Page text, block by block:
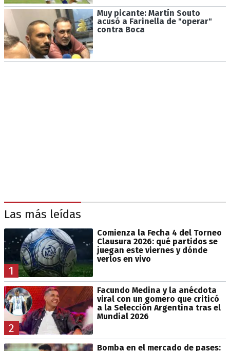
Muy picante: Martín Souto
acusó a Farinella de "operar"
contra Boca
Las más leídas
1
Comienza la Fecha 4 del Torneo
Clausura 2026: qué partidos se
juegan este viernes y dónde
verlos en vivo
2
Facundo Medina y la anécdota
viral con un gomero que criticó
a la Selección Argentina tras el
Mundial 2026
Bomba en el mercado de pases: